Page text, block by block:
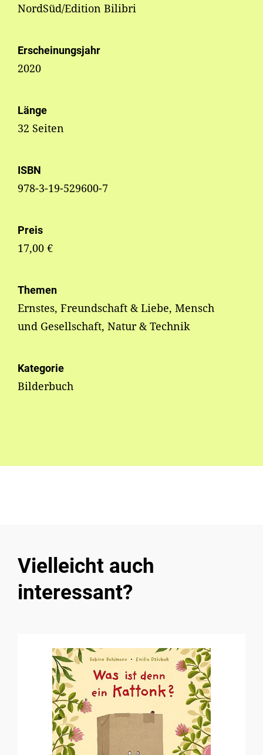
NordSüd/Edition Bilibri
Erscheinungsjahr
2020
Länge
32 Seiten
ISBN
978-3-19-529600-7
Preis
17,00 €
Themen
Ernstes, Freundschaft & Liebe, Mensch
und Gesellschaft, Natur & Technik
Kategorie
Bilderbuch
Vielleicht auch
interessant?